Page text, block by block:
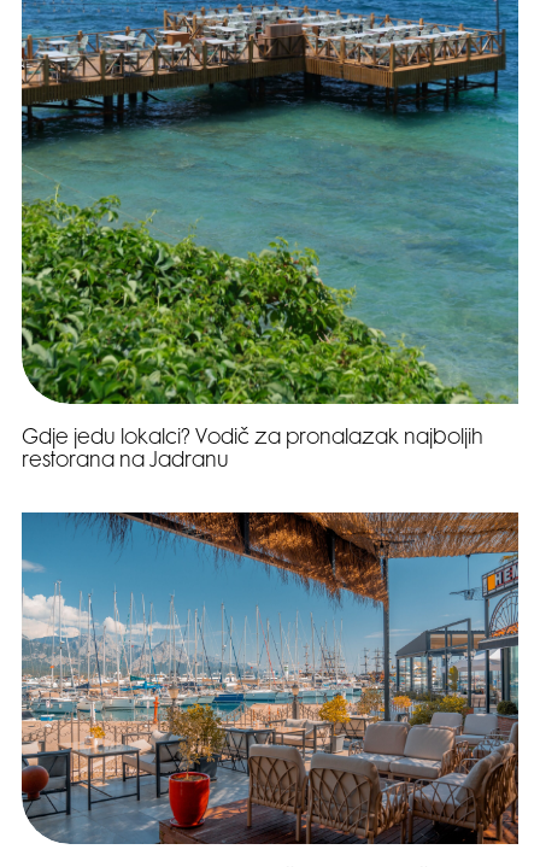
Gdje jedu lokalci? Vodič za pronalazak najboljih
restorana na Jadranu